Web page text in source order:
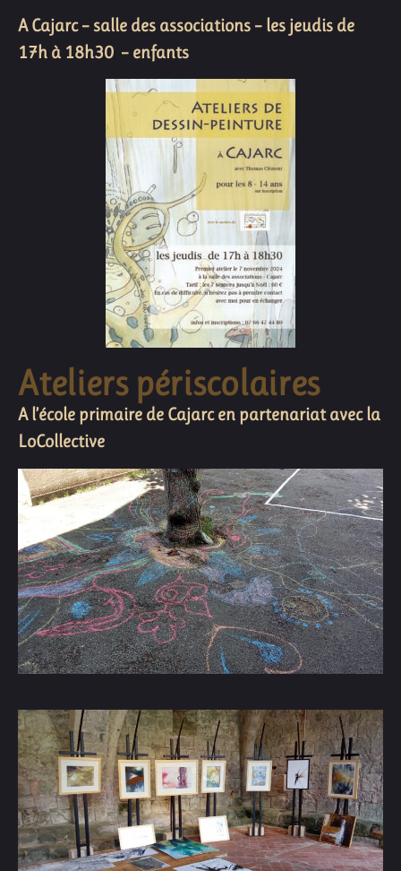
A Cajarc – salle des associations – les jeudis de
17h à 18h30 – enfants
Ateliers périscolaires
A l’école primaire de Cajarc en partenariat avec la
LoCollective